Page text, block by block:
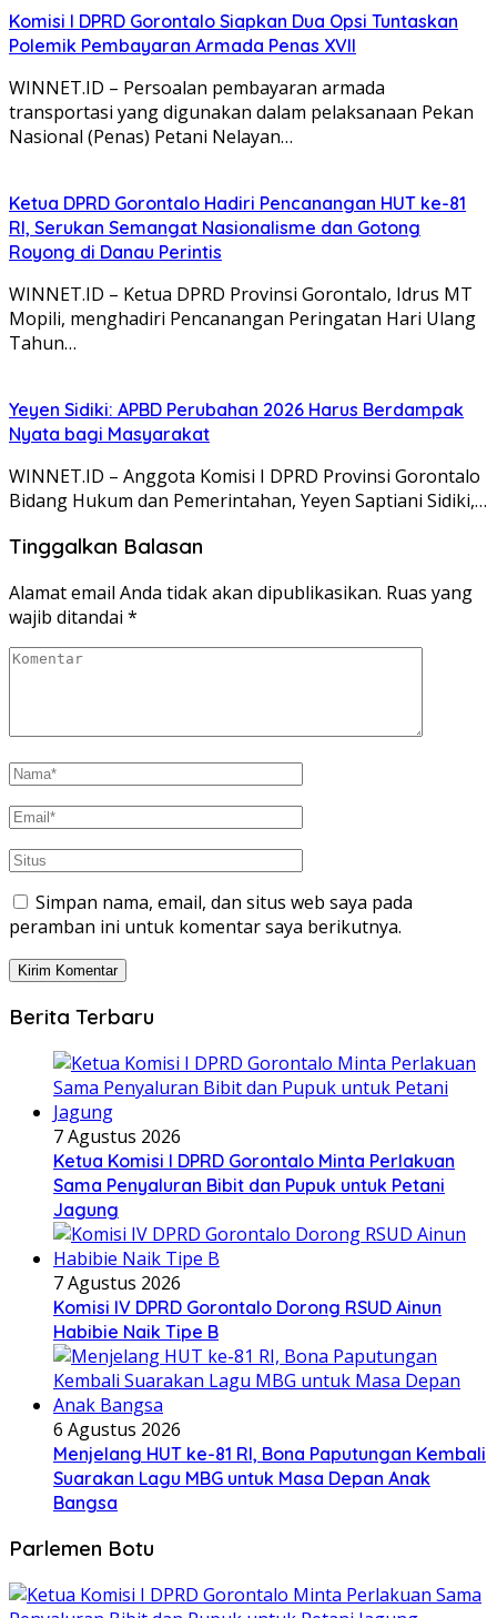
Komisi I DPRD Gorontalo Siapkan Dua Opsi Tuntaskan
Polemik Pembayaran Armada Penas XVII
WINNET.ID – Persoalan pembayaran armada
transportasi yang digunakan dalam pelaksanaan Pekan
Nasional (Penas) Petani Nelayan…
Ketua DPRD Gorontalo Hadiri Pencanangan HUT ke-81
RI, Serukan Semangat Nasionalisme dan Gotong
Royong di Danau Perintis
WINNET.ID – Ketua DPRD Provinsi Gorontalo, Idrus MT
Mopili, menghadiri Pencanangan Peringatan Hari Ulang
Tahun…
Yeyen Sidiki: APBD Perubahan 2026 Harus Berdampak
Nyata bagi Masyarakat
WINNET.ID – Anggota Komisi I DPRD Provinsi Gorontalo
Bidang Hukum dan Pemerintahan, Yeyen Saptiani Sidiki,…
Tinggalkan Balasan
Alamat email Anda tidak akan dipublikasikan. Ruas yang
wajib ditandai *
Simpan nama, email, dan situs web saya pada
peramban ini untuk komentar saya berikutnya.
Berita Terbaru
7 Agustus 2026
Ketua Komisi I DPRD Gorontalo Minta Perlakuan
Sama Penyaluran Bibit dan Pupuk untuk Petani
Jagung
7 Agustus 2026
Komisi IV DPRD Gorontalo Dorong RSUD Ainun
Habibie Naik Tipe B
6 Agustus 2026
Menjelang HUT ke-81 RI, Bona Paputungan Kembali
Suarakan Lagu MBG untuk Masa Depan Anak
Bangsa
Parlemen Botu